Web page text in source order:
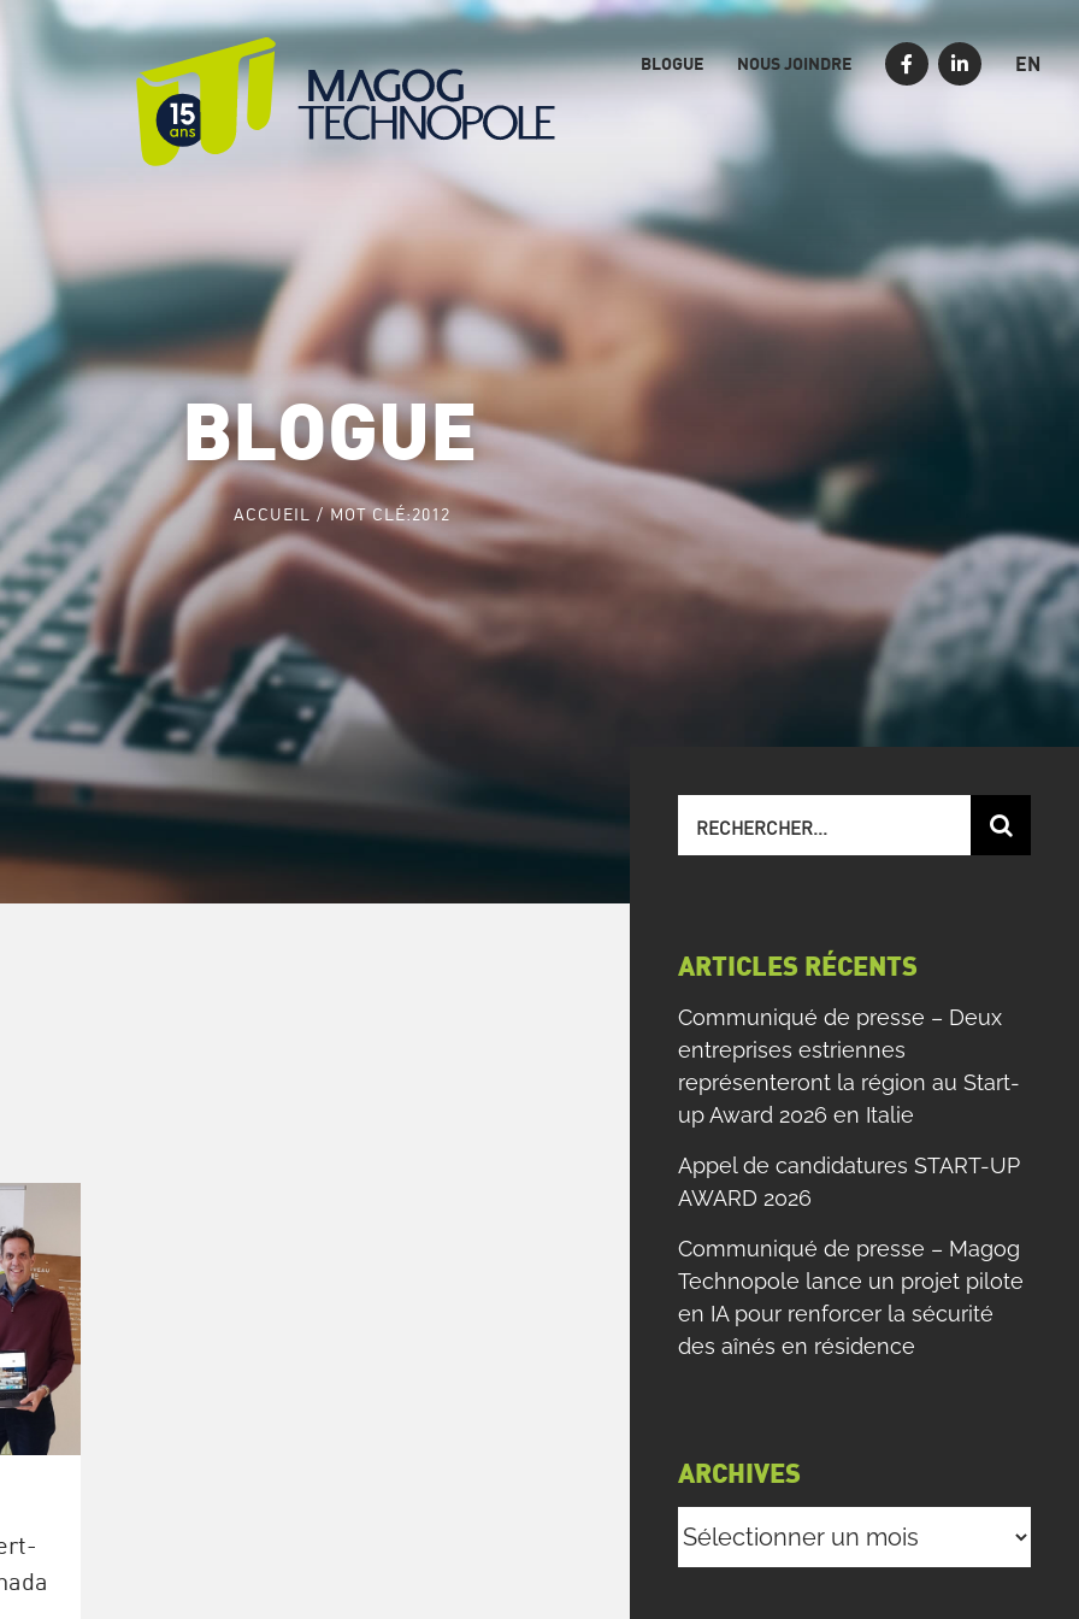
BLOGUE NOUS JOINDRE EN
BLOGUE
ACCUEIL MOT CLÉ:2012
sur
ARTICLES RÉCENTS
Communiqué de presse – Deux
entreprises estriennes
représenteront la région au Start-
up Award 2026 en Italie
Appel de candidatures START-UP
AWARD 2026
Communiqué de presse – Magog
Technopole lance un projet pilote
en IA pour renforcer la sécurité
des aînés en résidence
ARCHIVES
Archives